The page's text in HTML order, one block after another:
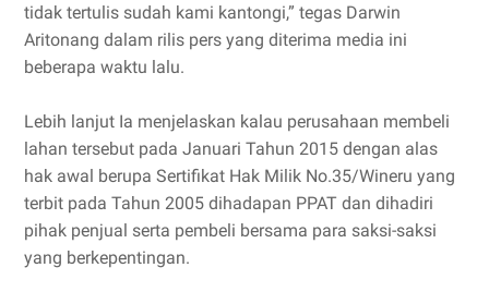
tidak tertulis sudah kami kantongi,” tegas Darwin
Aritonang dalam rilis pers yang diterima media ini
beberapa waktu lalu.
Lebih lanjut Ia menjelaskan kalau perusahaan membeli
lahan tersebut pada Januari Tahun 2015 dengan alas
hak awal berupa Sertifikat Hak Milik No.35/Wineru yang
terbit pada Tahun 2005 dihadapan PPAT dan dihadiri
pihak penjual serta pembeli bersama para saksi-saksi
yang berkepentingan.